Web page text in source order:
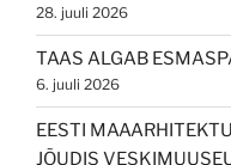
28. juuli 2026
TAAS ALGAB
6. juuli 2026
EESTI
JÕUDIS